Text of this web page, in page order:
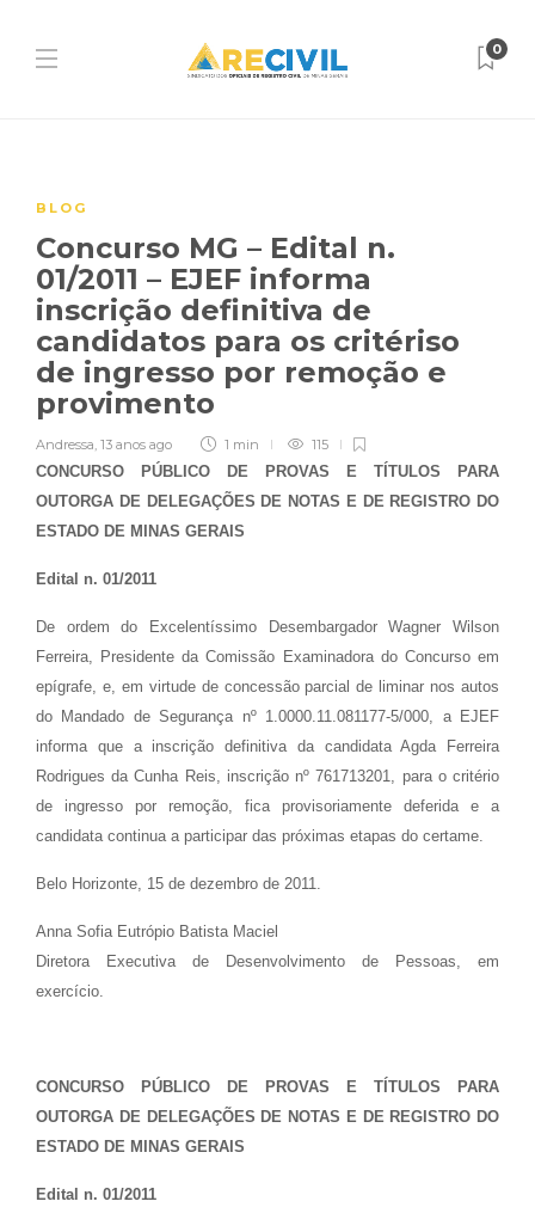
0
BLOG
Concurso MG – Edital n.
01/2011 – EJEF informa
inscrição definitiva de
candidatos para os critériso
de ingresso por remoção e
provimento
Andressa, 13 anos ago 1 min 115
CONCURSO PÚBLICO DE PROVAS E TÍTULOS PARA
OUTORGA DE DELEGAÇÕES DE NOTAS E DE REGISTRO DO
ESTADO DE MINAS GERAIS
Edital n. 01/2011
De ordem do Excelentíssimo Desembargador Wagner Wilson
Ferreira, Presidente da Comissão Examinadora do Concurso em
epígrafe, e, em virtude de concessão parcial de liminar nos autos
do Mandado de Segurança nº 1.0000.11.081177-5/000, a EJEF
informa que a inscrição definitiva da candidata Agda Ferreira
Rodrigues da Cunha Reis, inscrição nº 761713201, para o critério
de ingresso por remoção, fica provisoriamente deferida e a
candidata continua a participar das próximas etapas do certame.
Belo Horizonte, 15 de dezembro de 2011.
Anna Sofia Eutrópio Batista Maciel
Diretora Executiva de Desenvolvimento de Pessoas, em
exercício.
CONCURSO PÚBLICO DE PROVAS E TÍTULOS PARA
OUTORGA DE DELEGAÇÕES DE NOTAS E DE REGISTRO DO
ESTADO DE MINAS GERAIS
Edital n. 01/2011